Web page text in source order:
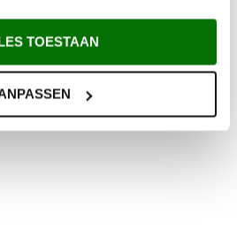
TOESTAAN